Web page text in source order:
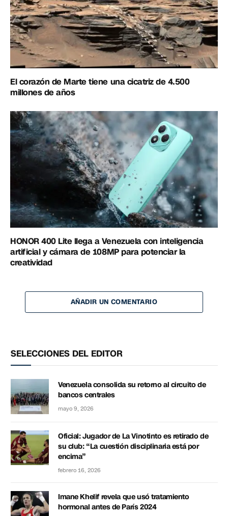
El corazón de Marte tiene una cicatriz de 4.500
millones de años
HONOR 400 Lite llega a Venezuela con inteligencia
artificial y cámara de 108MP para potenciar la
creatividad
AÑADIR UN COMENTARIO
SELECCIONES DEL EDITOR
Venezuela consolida su retorno al circuito de
bancos centrales
mayo 9, 2026
Oficial: Jugador de La Vinotinto es retirado de
su club: “La cuestión disciplinaria está por
encima”
febrero 16, 2026
Imane Khelif revela que usó tratamiento
hormonal antes de París 2024